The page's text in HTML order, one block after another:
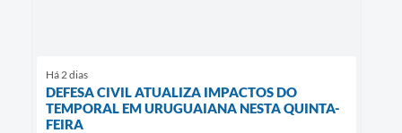
Há 2 dias
DEFESA CIVIL ATUALIZA IMPACTOS DO
TEMPORAL EM URUGUAIANA NESTA QUINTA-
FEIRA